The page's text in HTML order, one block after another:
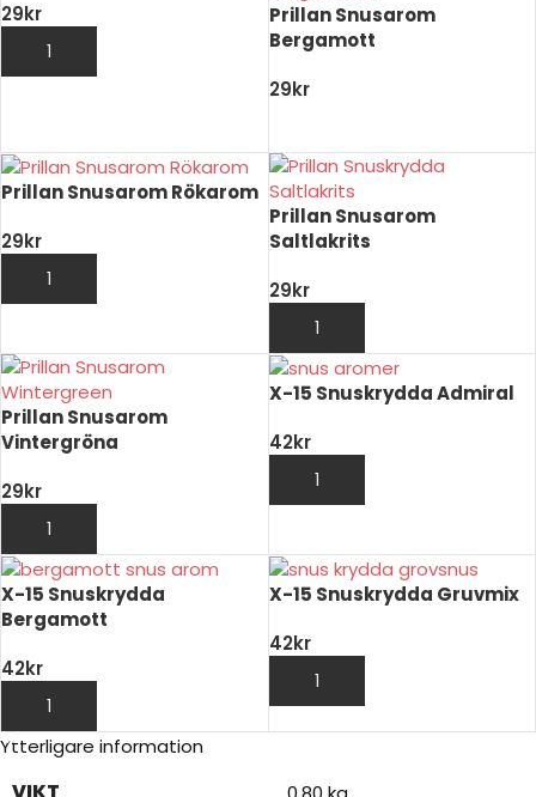
29kr
LÄGG TILL I VARUKORG
Prillan Snusarom
Bergamott
29kr
Prillan Snusarom Rökarom
29kr
LÄGG TILL I VARUKORG
Prillan Snusarom
Saltlakrits
29kr
LÄGG TILL I VARUKORG
Prillan Snusarom
Vintergröna
29kr
LÄGG TILL I VARUKORG
X-15 Snuskrydda Admiral
42kr
LÄGG TILL I VARUKORG
X-15 Snuskrydda
Bergamott
42kr
LÄGG TILL I VARUKORG
X-15 Snuskrydda Gruvmix
42kr
LÄGG TILL I VARUKORG
Ytterligare information